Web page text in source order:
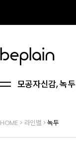
모공자신감, 녹두
HOME > 라인별 >녹두